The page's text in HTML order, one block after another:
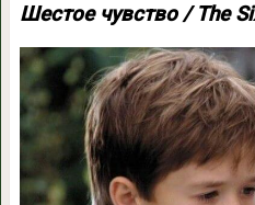
Шестое чувство / The